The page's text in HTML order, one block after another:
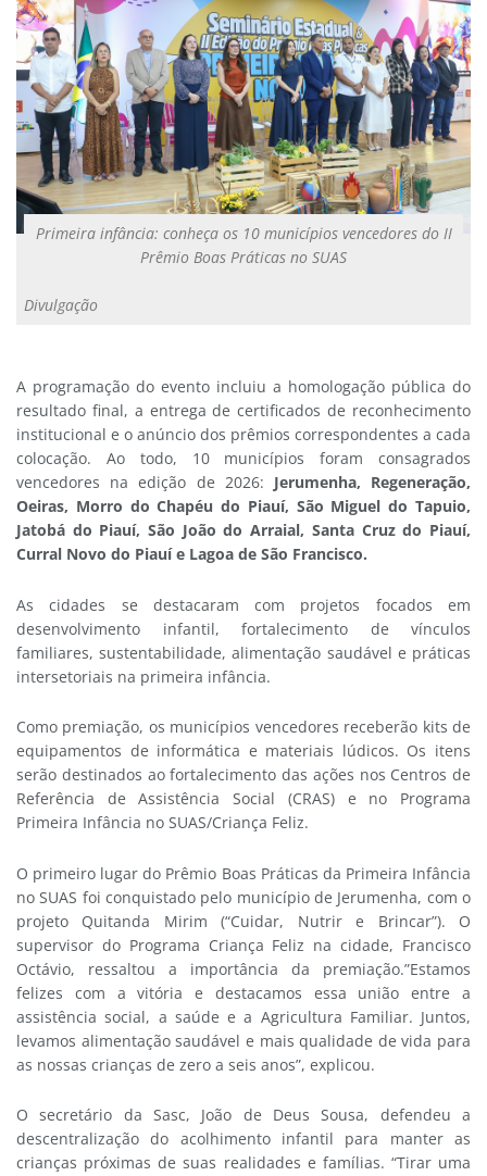
Primeira infância: conheça os 10 municípios vencedores do II
Prêmio Boas Práticas no SUAS
Divulgação
A programação do evento incluiu a homologação pública do
resultado final, a entrega de certificados de reconhecimento
institucional e o anúncio dos prêmios correspondentes a cada
colocação. Ao todo, 10 municípios foram consagrados
vencedores na edição de 2026: Jerumenha, Regeneração,
Oeiras, Morro do Chapéu do Piauí, São Miguel do Tapuio,
Jatobá do Piauí, São João do Arraial, Santa Cruz do Piauí,
Curral Novo do Piauí e Lagoa de São Francisco.
As cidades se destacaram com projetos focados em
desenvolvimento infantil, fortalecimento de vínculos
familiares, sustentabilidade, alimentação saudável e práticas
intersetoriais na primeira infância.
Como premiação, os municípios vencedores receberão kits de
equipamentos de informática e materiais lúdicos. Os itens
serão destinados ao fortalecimento das ações nos Centros de
Referência de Assistência Social (CRAS) e no Programa
Primeira Infância no SUAS/Criança Feliz.
O primeiro lugar do Prêmio Boas Práticas da Primeira Infância
no SUAS foi conquistado pelo município de Jerumenha, com o
projeto Quitanda Mirim (“Cuidar, Nutrir e Brincar”). O
supervisor do Programa Criança Feliz na cidade, Francisco
Octávio, ressaltou a importância da premiação.”Estamos
felizes com a vitória e destacamos essa união entre a
assistência social, a saúde e a Agricultura Familiar. Juntos,
levamos alimentação saudável e mais qualidade de vida para
as nossas crianças de zero a seis anos”, explicou.
O secretário da Sasc, João de Deus Sousa, defendeu a
descentralização do acolhimento infantil para manter as
crianças próximas de suas realidades e famílias. “Tirar uma